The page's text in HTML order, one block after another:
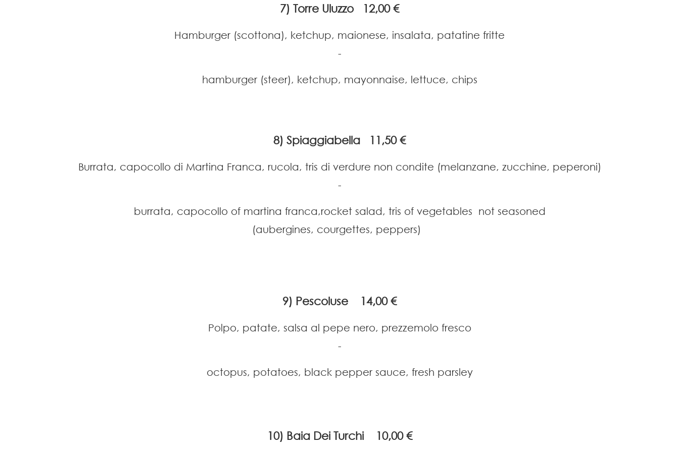
7) Torre Uluzzo 12,00 €
Hamburger (scottona), ketchup, maionese, insalata, patatine fritte
-
hamburger (steer), ketchup, mayonnaise, lettuce, chips
8) Spiaggiabella 11,50 €
Burrata, capocollo di Martina Franca, rucola, tris di verdure non condite (melanzane, zucchine, peperoni)
-
burrata, capocollo of martina franca,rocket salad, tris of vegetables not seasoned
(aubergines, courgettes, peppers)
9) Pescoluse 14,00 €
Polpo, patate, salsa al pepe nero, prezzemolo fresco
-
octopus, potatoes, black pepper sauce, fresh parsley
10) Baia Dei Turchi 10,00 €